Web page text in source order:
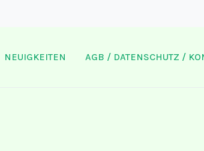
NEUIGKEITEN AGB / DATENSCHUTZ /